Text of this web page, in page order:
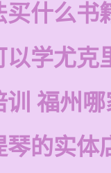
买什么书
以学尤克
训 福州
琴的实体